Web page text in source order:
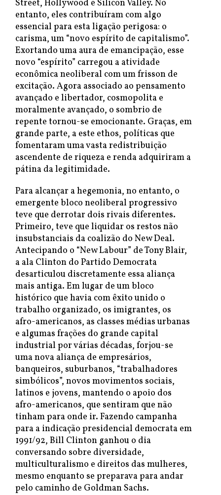
Street, Hollywood e Silicon Valley. No
entanto, eles contribuíram com algo
essencial para esta ligação perigosa: o
carisma, um “novo espírito de capitalismo”.
Exortando uma aura de emancipação, esse
novo “espírito” carregou a atividade
econômica neoliberal com um frisson de
excitação. Agora associado ao pensamento
avançado e libertador, cosmopolita e
moralmente avançado, o sombrio de
repente tornou-se emocionante. Graças, em
grande parte, a este ethos, políticas que
fomentaram uma vasta redistribuição
ascendente de riqueza e renda adquiriram a
pátina da legitimidade.
Para alcançar a hegemonia, no entanto, o
emergente bloco neoliberal progressivo
teve que derrotar dois rivais diferentes.
Primeiro, teve que liquidar os restos não
insubstanciais da coalizão do New Deal.
Antecipando o “New Labour” de Tony Blair,
a ala Clinton do Partido Democrata
desarticulou discretamente essa aliança
mais antiga. Em lugar de um bloco
histórico que havia com êxito unido o
trabalho organizado, os imigrantes, os
afro-americanos, as classes médias urbanas
e algumas frações do grande capital
industrial por várias décadas, forjou-se
uma nova aliança de empresários,
banqueiros, suburbanos, “trabalhadores
simbólicos”, novos movimentos sociais,
latinos e jovens, mantendo o apoio dos
afro-americanos, que sentiram que não
tinham para onde ir. Fazendo campanha
para a indicação presidencial democrata em
1991/92, Bill Clinton ganhou o dia
conversando sobre diversidade,
multiculturalismo e direitos das mulheres,
mesmo enquanto se preparava para andar
pelo caminho de Goldman Sachs.